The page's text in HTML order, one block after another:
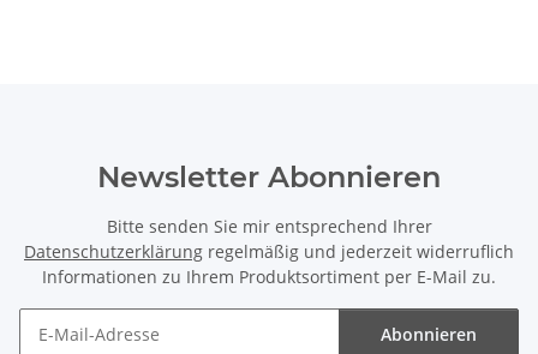
Newsletter Abonnieren
Bitte senden Sie mir entsprechend Ihrer
Datenschutzerklärung regelmäßig und jederzeit widerruflich
Informationen zu Ihrem Produktsortiment per E-Mail zu.
Abonnieren